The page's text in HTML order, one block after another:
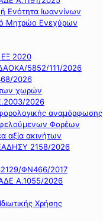
Ενότητα Ιωαννίνων
Μητρώο Ενεχύρων
2020
5852/111/2026
2026
χωρών
2026
αναμόρφωσης
Φορέων
αξία ακινήτων
2158/2026
ΦΝ466/2017
Α.1055/2026
Χρήσης